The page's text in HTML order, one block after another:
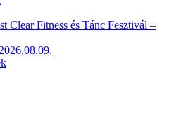
Clear Fitness és Tánc Fesztivál –